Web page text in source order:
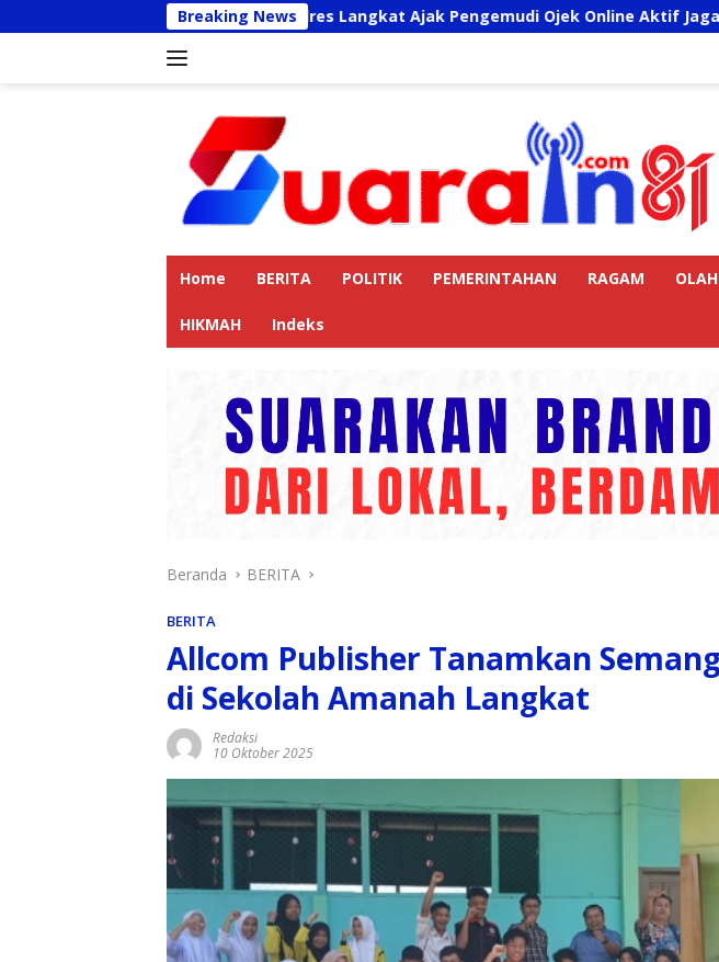
ke
Breaking News
Kapolres Langkat Ajak Pengemudi Ojek Online Aktif Jaga Kamtibmas
Home BERITA POLITIK PEMERINTAHAN RAGAM
HIKMAH Indeks
Beranda BERITA
BERITA
Allcom Publisher Tanamkan
di Sekolah Amanah Langkat
Redaksi
10 Oktober 2025